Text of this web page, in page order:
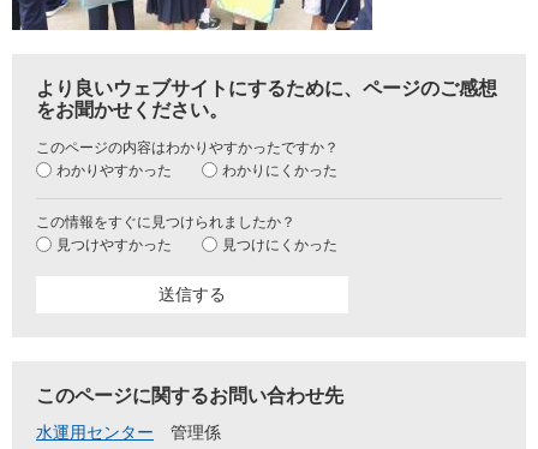
より良いウェブサイトにするために、ページのご感想
をお聞かせください。
このページの内容はわかりやすかったですか？
わかりやすかった
わかりにくかった
この情報をすぐに見つけられましたか？
見つけやすかった
見つけにくかった
このページに関するお問い合わせ先
水運用センター
管理係